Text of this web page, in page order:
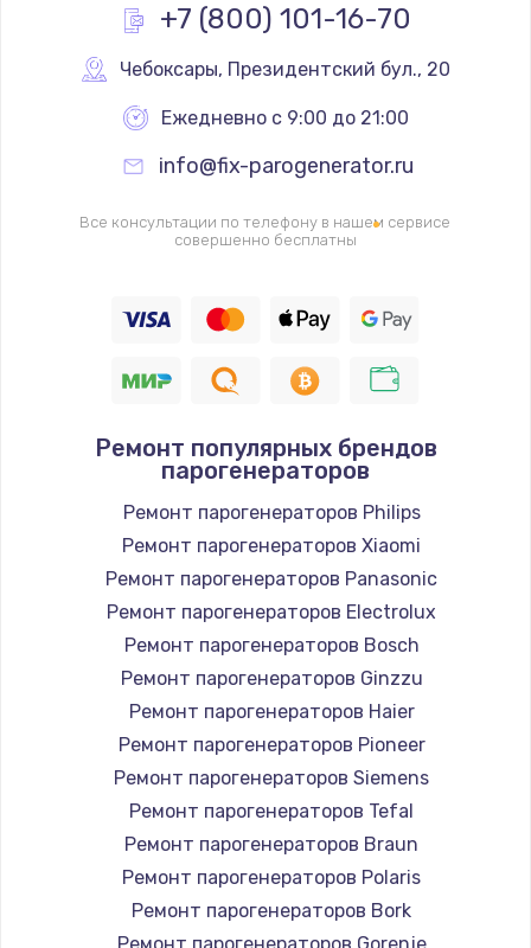
Замена реле
Замена термопредохранителя
700 руб.
Заказать
2500 руб.
1400 руб.
Заказать
Замена / ремонт электронного модуля
Заказать
Заказать
Замена платы сенсора
Заказать
+7 (800) 101-16-70
Чебоксары, Президентский бул., 20
Ежедневно с 9:00 до 21:00
info@fix-parogenerator.ru
Все консультации по телефону в нашем сервисе
совершенно бесплатны
Ремонт популярных брендов
парогенераторов
Ремонт парогенераторов Philips
Ремонт парогенераторов Xiaomi
Ремонт парогенераторов Panasonic
Ремонт парогенераторов Electrolux
Ремонт парогенераторов Bosch
Ремонт парогенераторов Ginzzu
Ремонт парогенераторов Haier
Ремонт парогенераторов Pioneer
Ремонт парогенераторов Siemens
Ремонт парогенераторов Tefal
Ремонт парогенераторов Braun
Ремонт парогенераторов Polaris
Ремонт парогенераторов Bork
Ремонт парогенераторов Gorenje